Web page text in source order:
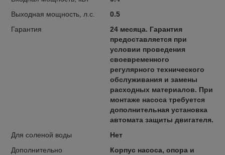
Выходная мощность, л.с.
0.5
Гарантия
24 месяца. Гарантия
предоставляется при
условии проведения
своевременного
регулярного технического
обслуживания и замены
расходных материалов. При
монтаже насоса требуется
дополнительная установка
автомата защиты двигателя.
Для соленой воды
Нет
Дополнительно
Корпус насоса, опора и